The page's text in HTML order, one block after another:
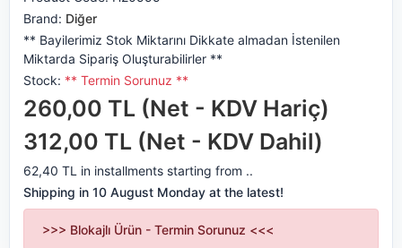
Brand: Diğer
** Bayilerimiz Stok Miktarını Dikkate almadan İstenilen
Miktarda Sipariş Oluşturabilirler **
Stock: ** Termin Sorunuz **
260,00 TL (Net - KDV Hariç)
312,00 TL (Net - KDV Dahil)
62,40 TL in installments starting from ..
Shipping in 10 August Monday at the latest!
>>> Blokajlı Ürün - Termin Sorunuz <<<